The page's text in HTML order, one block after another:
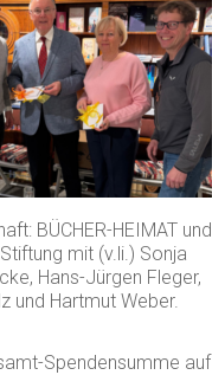
BÜCHER-HEIMAT und
mit (v.li.) Sonja
Hans-Jürgen Fleger,
und Hartmut Weber.
Spendensumme auf